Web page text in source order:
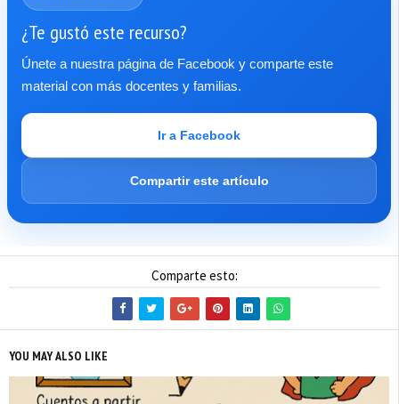
¿Te gustó este recurso?
Únete a nuestra página de Facebook y comparte este
material con más docentes y familias.
Ir a Facebook
Compartir este artículo
Comparte esto:
YOU MAY ALSO LIKE